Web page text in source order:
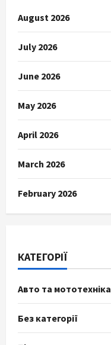
August 2026
July 2026
June 2026
May 2026
April 2026
March 2026
February 2026
КАТЕГОРІЇ
Авто та мототехніка
Без категорії